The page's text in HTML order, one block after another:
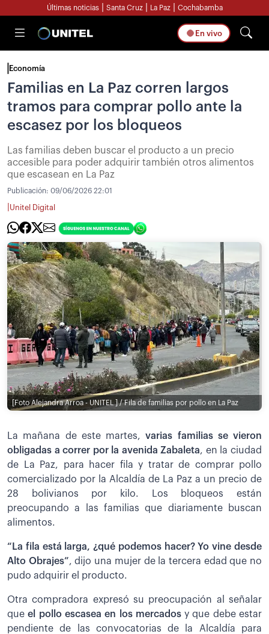
Últimas noticias Santa Cruz La Paz Cochabamba
En vivo
Economía
Familias en La Paz corren largos
tramos para comprar pollo ante la
escasez por los bloqueos
Las familias deben buscar el producto a un precio
accesible para poder adquirir también otros alimentos
que escasean en La Paz
Publicación: 09/06/2026 22:01
Unitel Digital
[Foto Alejandra Arroa - UNITEL ] / Fila de familias por pollo en La Paz
La mañana de este martes,varias familias se vieron
obligadas a correr por la avenida Zabaleta, en la ciudad
de La Paz, para hacer fila y tratar de comprar pollo
comercializado por la Alcaldía de La Paz a un precio de
28 bolivianos por kilo. Los bloqueos están
preocupando a las familias que diariamente buscan
alimentos.
“La fila está larga, ¿qué podemos hacer? Yo vine desde
Alto Obrajes”, dijo una mujer de la tercera edad que no
pudo adquirir el producto.
Otra compradora expresó su preocupación al señalar
queel pollo escasea en los mercadosy que debe estar
pendiente de las convocatorias de la Alcaldía para